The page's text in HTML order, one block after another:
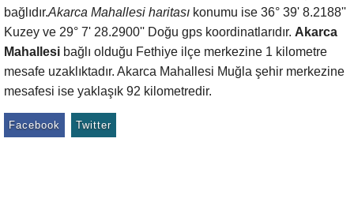
bağlıdır.Akarca Mahallesi haritası konumu ise 36° 39' 8.2188''
Kuzey ve 29° 7' 28.2900'' Doğu gps koordinatlarıdır. Akarca
Mahallesi bağlı olduğu Fethiye ilçe merkezine 1 kilometre
mesafe uzaklıktadır. Akarca Mahallesi Muğla şehir merkezine
mesafesi ise yaklaşık 92 kilometredir.
Facebook Twitter